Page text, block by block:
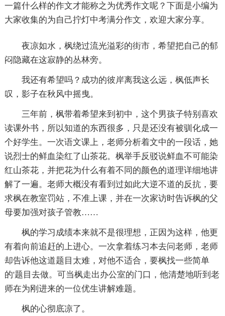
一篇什么样的作文才能称之为优秀作文呢？下面是小编为
大家收集的为自己拧灯中考满分作文，欢迎大家分享。
夜凉如水，枫绕过流光溢彩的街市，希望把自己的郁
闷隐藏在这寂静的丛林旁。
我还有希望吗？成功的彼岸离我这么远，枫低声长
叹，影子在秋风中摇曳。
三年前，枫带着希望来到初中，这个男孩子特别喜欢
读课外书，所以知道的东西很多，只是还没有被驯化成一
个好学生。一次语文课上，老师分析着文中的一段话，她
说烈士的鲜血染红了山茶花。枫举手反驳说鲜血不可能染
红山茶花，并把花为什么有着不同的颜色的道理详细地讲
解了一遍。老师大概没有看到过如此大逆不道的反抗，要
求枫在教室罚站，不准上课，并在一次家访时告诉枫的父
母要加强对孩子管教……
枫的学习成绩本来就不是很理想，正因为这样，他更
有着向前追赶的上进心。一次拿着练习本去问老师，老师
却告诉他这道题目太难，对他不适合，要枫找一些简单
的'题目去做。可当枫走出办公室的门口，他清楚地听到老
师在为刚进来的一位优生讲解难题。
枫的心彻底凉了。